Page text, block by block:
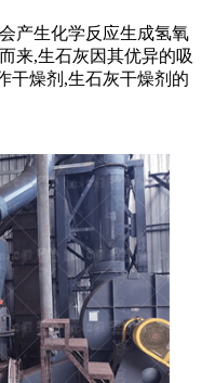
产生化学反应生成氢氧
来,生石灰因其优异的吸
干燥剂,生石灰干燥剂的